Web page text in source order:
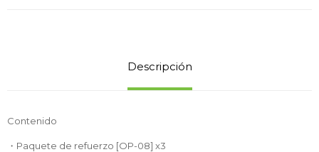
Descripción
Contenido
・Paquete de refuerzo [OP-08] x3